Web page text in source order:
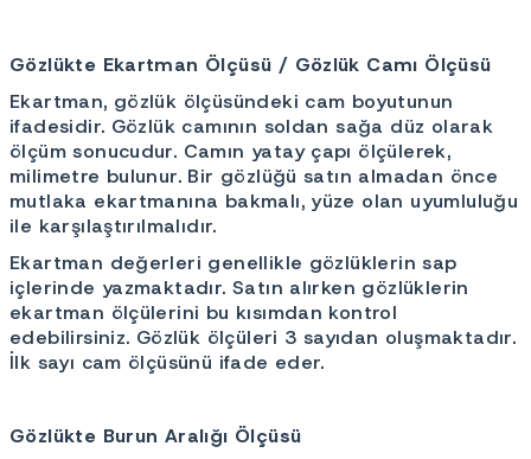
Gözlükte Ekartman Ölçüsü / Gözlük Camı Ölçüsü
Ekartman, gözlük ölçüsündeki cam boyutunun
ifadesidir. Gözlük camının soldan sağa düz olarak
ölçüm sonucudur. Camın yatay çapı ölçülerek,
milimetre bulunur. Bir gözlüğü satın almadan önce
mutlaka ekartmanına bakmalı, yüze olan uyumluluğu
ile karşılaştırılmalıdır.
Ekartman değerleri genellikle gözlüklerin sap
içlerinde yazmaktadır. Satın alırken gözlüklerin
ekartman ölçülerini bu kısımdan kontrol
edebilirsiniz. Gözlük ölçüleri 3 sayıdan oluşmaktadır.
İlk sayı cam ölçüsünü ifade eder.
Gözlükte Burun Aralığı Ölçüsü